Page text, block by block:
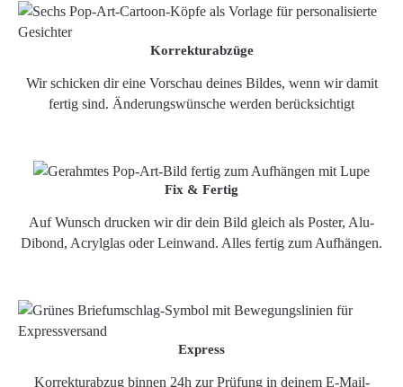
Korrekturabzüge
Wir schicken dir eine Vorschau deines Bildes, wenn wir damit
fertig sind. Änderungswünsche werden berücksichtigt
Fix & Fertig
Auf Wunsch drucken wir dir dein Bild gleich als Poster, Alu-
Dibond, Acrylglas oder Leinwand. Alles fertig zum Aufhängen.
Express
Korrekturabzug binnen 24h zur Prüfung in deinem E-Mail-